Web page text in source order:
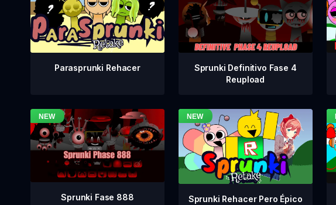
Parasprunki Rehacer
Sprunki Definitivo Fase 4
Reupload
Sprunki Fase 888 Sprunki Rehacer Pero Épico